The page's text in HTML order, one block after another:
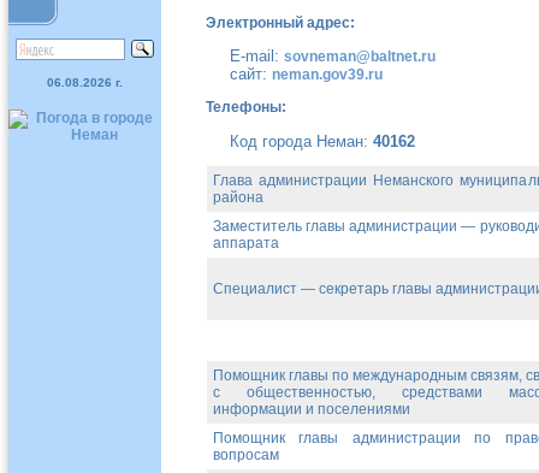
06.08.2026 г.
Электронный адрес:
E-mail: sovneman@baltnet.ru
сайт: neman.gov39.ru
Телефоны:
Код города Неман: 40162
Глава администрации Неманского
района
Заместитель главы администрации —
аппарата
Специалист — секретарь главы
Помощник главы по международным связям,
с общественностью, средствами
информации и поселениями
Помощник главы администрации по
вопросам